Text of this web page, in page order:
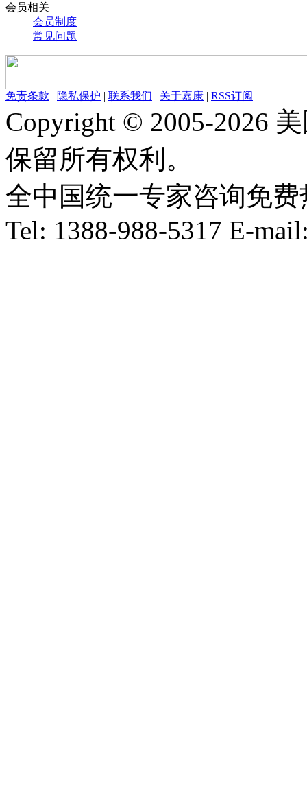
会员相关
会员制度
常见问题
免责条款 | 隐私保护 | 联系我们 | 关于嘉康 | RSS订阅
Copyright © 2005-2026
保留所有权利。
全中国统一专家咨询免费
Tel: 1388-988-5317 E-